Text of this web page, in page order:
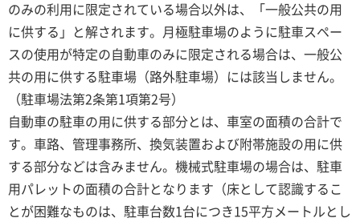
のみの利用に限定されている場合以外は、「一般公共の用
に供する」と解されます。月極駐車場のように駐車スペー
スの使用が特定の自動車のみに限定される場合は、一般公
共の用に供する駐車場（路外駐車場）には該当しません。
（駐車場法第2条第1項第2号）
自動車の駐車の用に供する部分とは、車室の面積の合計で
す。車路、管理事務所、換気装置および附帯施設の用に供
する部分などは含みません。機械式駐車場の場合は、駐車
用パレットの面積の合計となります（床として認識するこ
とが困難なものは、駐車台数1台につき15平方メートルとし